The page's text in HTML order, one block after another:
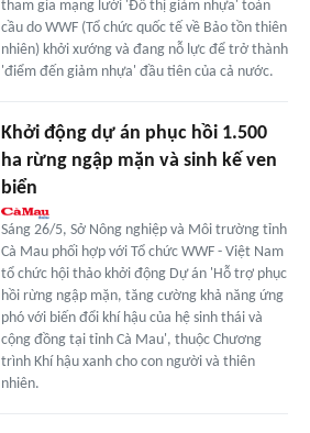
tham gia mạng lưới 'Đô thị giảm nhựa' toàn
cầu do WWF (Tổ chức quốc tế về Bảo tồn thiên
nhiên) khởi xướng và đang nỗ lực để trở thành
'điểm đến giảm nhựa' đầu tiên của cả nước.
Khởi động dự án phục hồi 1.500
ha rừng ngập mặn và sinh kế ven
biển
Sáng 26/5, Sở Nông nghiệp và Môi trường tỉnh
Cà Mau phối hợp với Tổ chức WWF - Việt Nam
tổ chức hội thảo khởi động Dự án 'Hỗ trợ phục
hồi rừng ngập mặn, tăng cường khả năng ứng
phó với biến đổi khí hậu của hệ sinh thái và
cộng đồng tại tỉnh Cà Mau', thuộc Chương
trình Khí hậu xanh cho con người và thiên
nhiên.